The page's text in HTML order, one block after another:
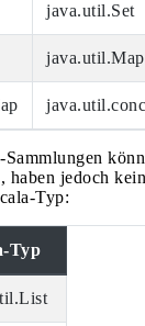
java.util.Set
java.util.Map
haben jedoch
Typ:
Typ